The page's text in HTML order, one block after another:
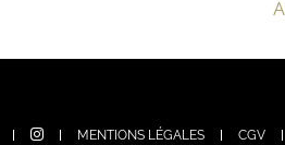
MENTIONS LÉGALES CGV